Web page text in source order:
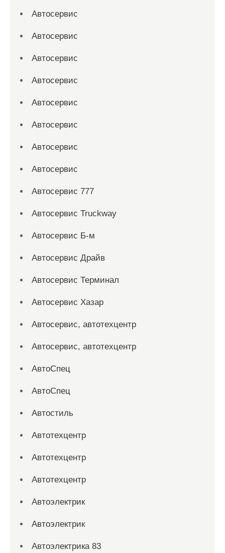
Автосервис
Автосервис
Автосервис
Автосервис
Автосервис
Автосервис
Автосервис
Автосервис
Автосервис 777
Автосервис Truckway
Автосервис Б-м
Автосервис Драйв
Автосервис Терминал
Автосервис Хазар
Автосервис, автотехцентр
Автосервис, автотехцентр
АвтоСпец
АвтоСпец
Автостиль
Автотехцентр
Автотехцентр
Автотехцентр
Автоэлектрик
Автоэлектрик
Автоэлектрика 83